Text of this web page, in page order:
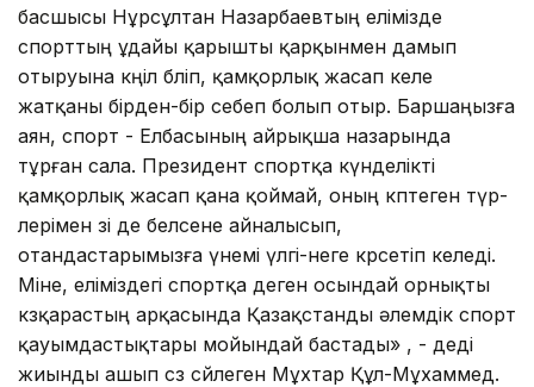
басшысы Нұрсұлтан Назарбаевтың елі­міз­­де
спорттың ұдайы қарышты қар­қынмен дамып
отыруына кө­ңіл бөліп, қамқорлық жасап келе
жатқаны бірден-бір себеп болып отыр. Баршаңызға
аян, спорт - Елбасының айрықша назарында
тұрған сала. Президент спорт­қа күнделікті
қамқорлық жасап қана қоймай, оның көп­теген түр­
лерімен өзі де белсене айналысып,
отандастарымызға үнемі үл­гі-өнеге көрсетіп ке­леді.
Міне, еліміздегі спортқа деген осындай орнықты
көз­қа­растың арқасында Қазақстанды әлемдік спорт
қау­ымдастықтары мойындай бастады» , - деді
жиынды ашып сөз сөйлеген Мұхтар Құл-Мұ­хам­мед.